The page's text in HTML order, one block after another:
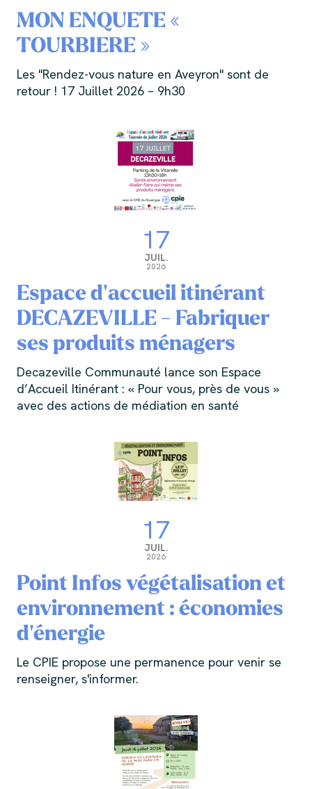
MON ENQUETE «
TOURBIERE »
Les "Rendez-vous nature en Aveyron" sont de
retour ! 17 Juillet 2026 – 9h30
17
JUIL.
2026
Espace d'accueil itinérant
DECAZEVILLE - Fabriquer
ses produits ménagers
Decazeville Communauté lance son Espace
d’Accueil Itinérant : « Pour vous, près de vous »
avec des actions de médiation en santé
17
JUIL.
2026
Point Infos végétalisation et
environnement : économies
d'énergie
Le CPIE propose une permanence pour venir se
renseigner, s'informer.